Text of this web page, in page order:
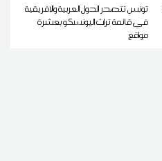
تونس تتصدر الدول العربية والإفريقية
في قائمة تراث اليونسكو بعشرة
مواقع